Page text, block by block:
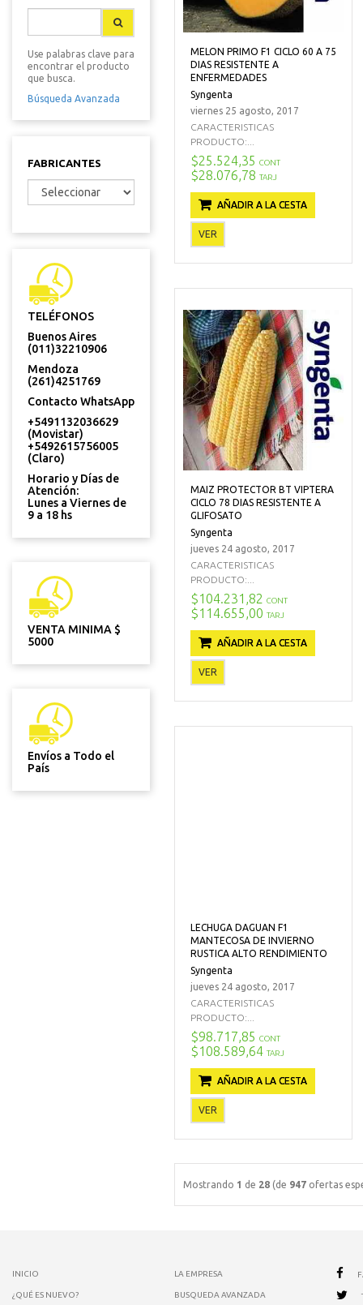
Use palabras clave para
encontrar el producto
que busca.
Búsqueda Avanzada
FABRICANTES
TELÉFONOS
Buenos Aires
(011)32210906
Mendoza
(261)4251769
Contacto WhatsApp
+5491132036629
(Movistar)
+5492615756005
(Claro)
Horario y Días de
Atención:
Lunes a Viernes de
9 a 18 hs
VENTA MINIMA $
5000
Envíos a Todo el
País
MELON PRIMO F1 CICLO 60 A 75
DIAS RESISTENTE A
ENFERMEDADES
Syngenta
viernes 25 agosto, 2017
CARACTERISTICAS
PRODUCTO:...
$25.524,35 CONT
$28.076,78 TARJ
AÑADIR A LA CESTA
VER
MAIZ PROTECTOR BT VIPTERA
CICLO 78 DIAS RESISTENTE A
GLIFOSATO
Syngenta
jueves 24 agosto, 2017
CARACTERISTICAS
PRODUCTO:...
$104.231,82 CONT
$114.655,00 TARJ
AÑADIR A LA CESTA
VER
LECHUGA DAGUAN F1
MANTECOSA DE INVIERNO
RUSTICA ALTO RENDIMIENTO
Syngenta
jueves 24 agosto, 2017
CARACTERISTICAS
PRODUCTO:...
$98.717,85 CONT
$108.589,64 TARJ
AÑADIR A LA CESTA
VER
Mostrando 1 de 28 (de 947 ofertas
INICIO
¿QUÉ ES NUEVO?
LA EMPRESA
BUSQUEDA AVANZADA